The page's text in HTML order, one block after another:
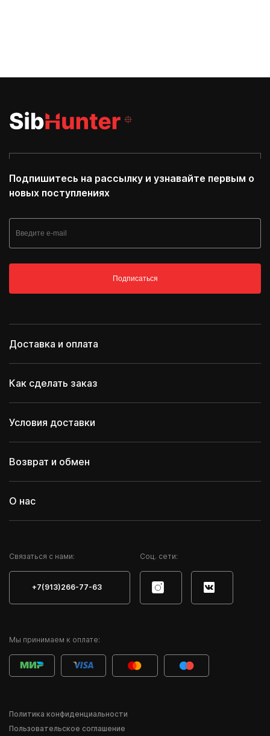
Подпишитесь на рассылку и узнавайте первым о
новых поступлениях
Подписаться
Доставка и оплата
Как сделать заказ
Условия доставки
Возврат и обмен
О нас
Мы принимаем к оплате:
Cвязаться с нами:
+7(913)266-77-63
Соц. сети:
Политика конфиденциальности
Пользовательское соглашение